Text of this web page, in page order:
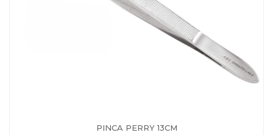
PINCA PERRY 13CM